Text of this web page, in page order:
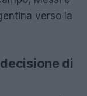
verso la
di